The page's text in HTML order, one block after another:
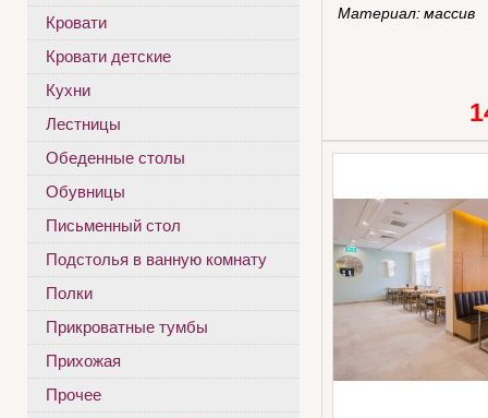
Материал:массив
Кровати
Кровати детские
Кухни
Лестницы
Обеденные столы
Обувницы
Письменный стол
Подстолья в ванную комнату
Полки
Прикроватные тумбы
Прихожая
Прочее